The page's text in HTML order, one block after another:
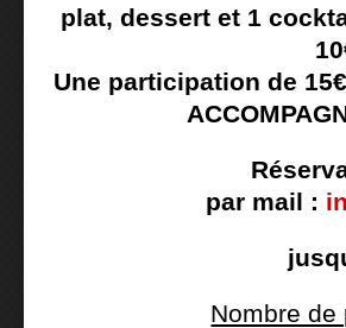
plat, dessert et 1
Une participation de
par mail :
Nombre